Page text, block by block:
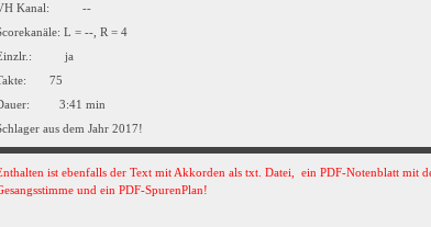
Kanal: --
L = --, R = 4
ja
75
3:41 min
aus dem Jahr 2017!
ist ebenfalls der Text mit Akkorden als txt. Datei, ein PDF-Notenblatt mit
und ein PDF-SpurenPlan!